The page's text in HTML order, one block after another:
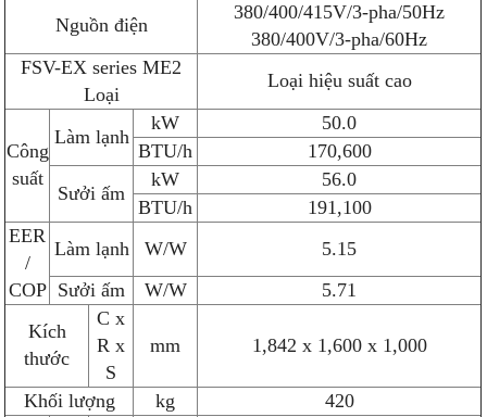
Nguồn điện
380/400/415V/3-pha/50Hz
380/400V/3-pha/60Hz
FSV-EX series ME2
Loại
Loại hiệu suất cao
Công
suất
Làm lạnh
kW
50.0
BTU/h
170,600
Sưởi ấm
kW
56.0
BTU/h
191,100
EER
/
COP
Làm lạnh W/W
5.15
Sưởi ấm
W/W
5.71
Kích
thước
C x
R x
S
mm 1,842 x 1,600 x 1,000
Khối lượng kg 420